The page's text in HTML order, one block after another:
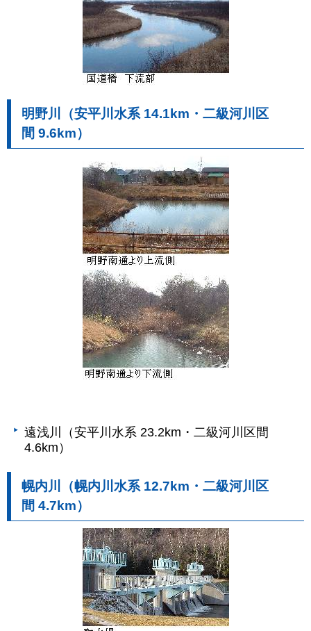
明野川（安平川水系 14.1km・二級河川区
間 9.6km）
遠浅川（安平川水系 23.2km・二級河川区間
4.6km）
幌内川（幌内川水系 12.7km・二級河川区
間 4.7km）